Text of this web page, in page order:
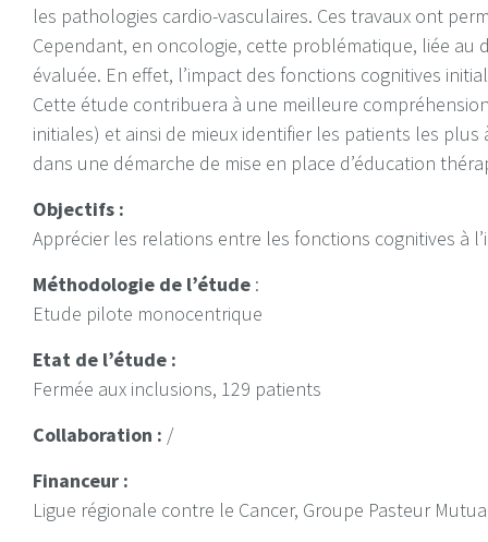
les pathologies cardio-vasculaires. Ces travaux ont
Cependant, en oncologie, cette problématique, liée
évaluée. En effet, l’impact des fonctions cognitives
Cette étude contribuera à une meilleure
initiales) et ainsi de mieux identifier les patients les
dans une démarche de mise en place d’éducation
Objectifs :
Apprécier les relations entre les fonctions cognitives à
Méthodologie de l’étude :
Etude pilote monocentrique
Etat de l’étude :
Fermée aux inclusions, 129 patients
Collaboration : /
Financeur :
Ligue régionale contre le Cancer, Groupe Pasteur